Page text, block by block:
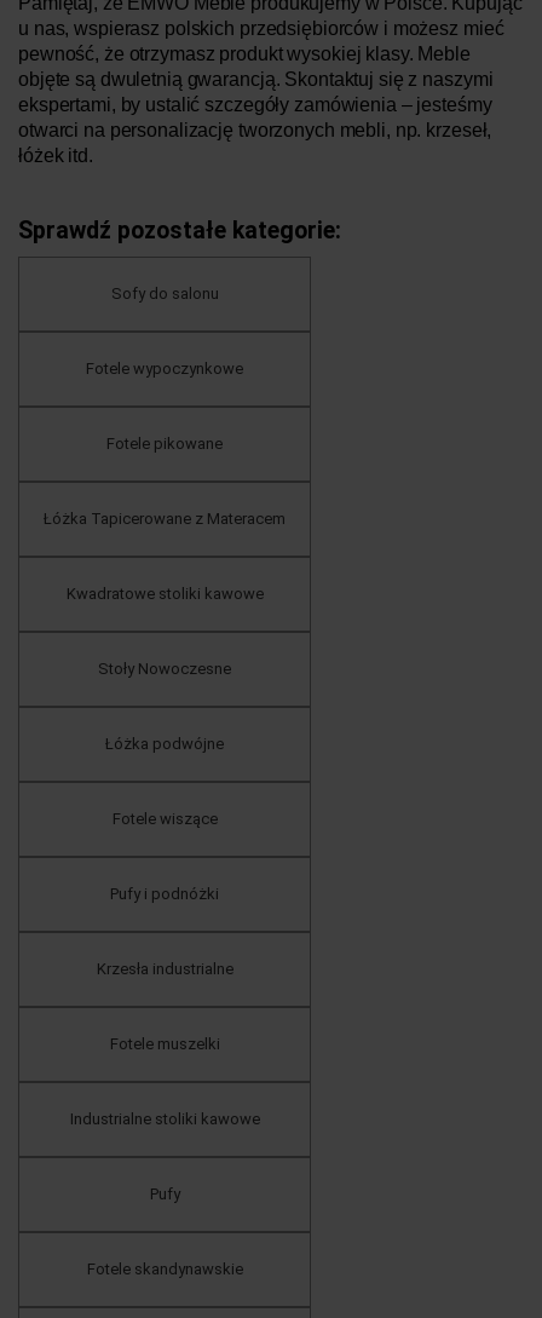
u nas, wspierasz polskich przedsiębiorców i możesz mieć
pewność, że otrzymasz produkt wysokiej klasy. Meble
objęte są dwuletnią gwarancją. Skontaktuj się z naszymi
ekspertami, by ustalić szczegóły zamówienia – jesteśmy
otwarci na personalizację tworzonych mebli, np. krzeseł,
łóżek itd.
Sprawdź pozostałe kategorie:
Sofy do salonu
Fotele wypoczynkowe
Fotele pikowane
Łóżka Tapicerowane z Materacem
Kwadratowe stoliki kawowe
Stoły Nowoczesne
Łóżka podwójne
Fotele wiszące
Pufy i podnóżki
Krzesła industrialne
Fotele muszelki
Industrialne stoliki kawowe
Pufy
Fotele skandynawskie